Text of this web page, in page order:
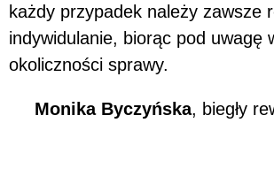
każdy przypadek należy zawsze
indywidulanie, biorąc pod uwagę
okoliczności sprawy.
Monika Byczyńska, biegły